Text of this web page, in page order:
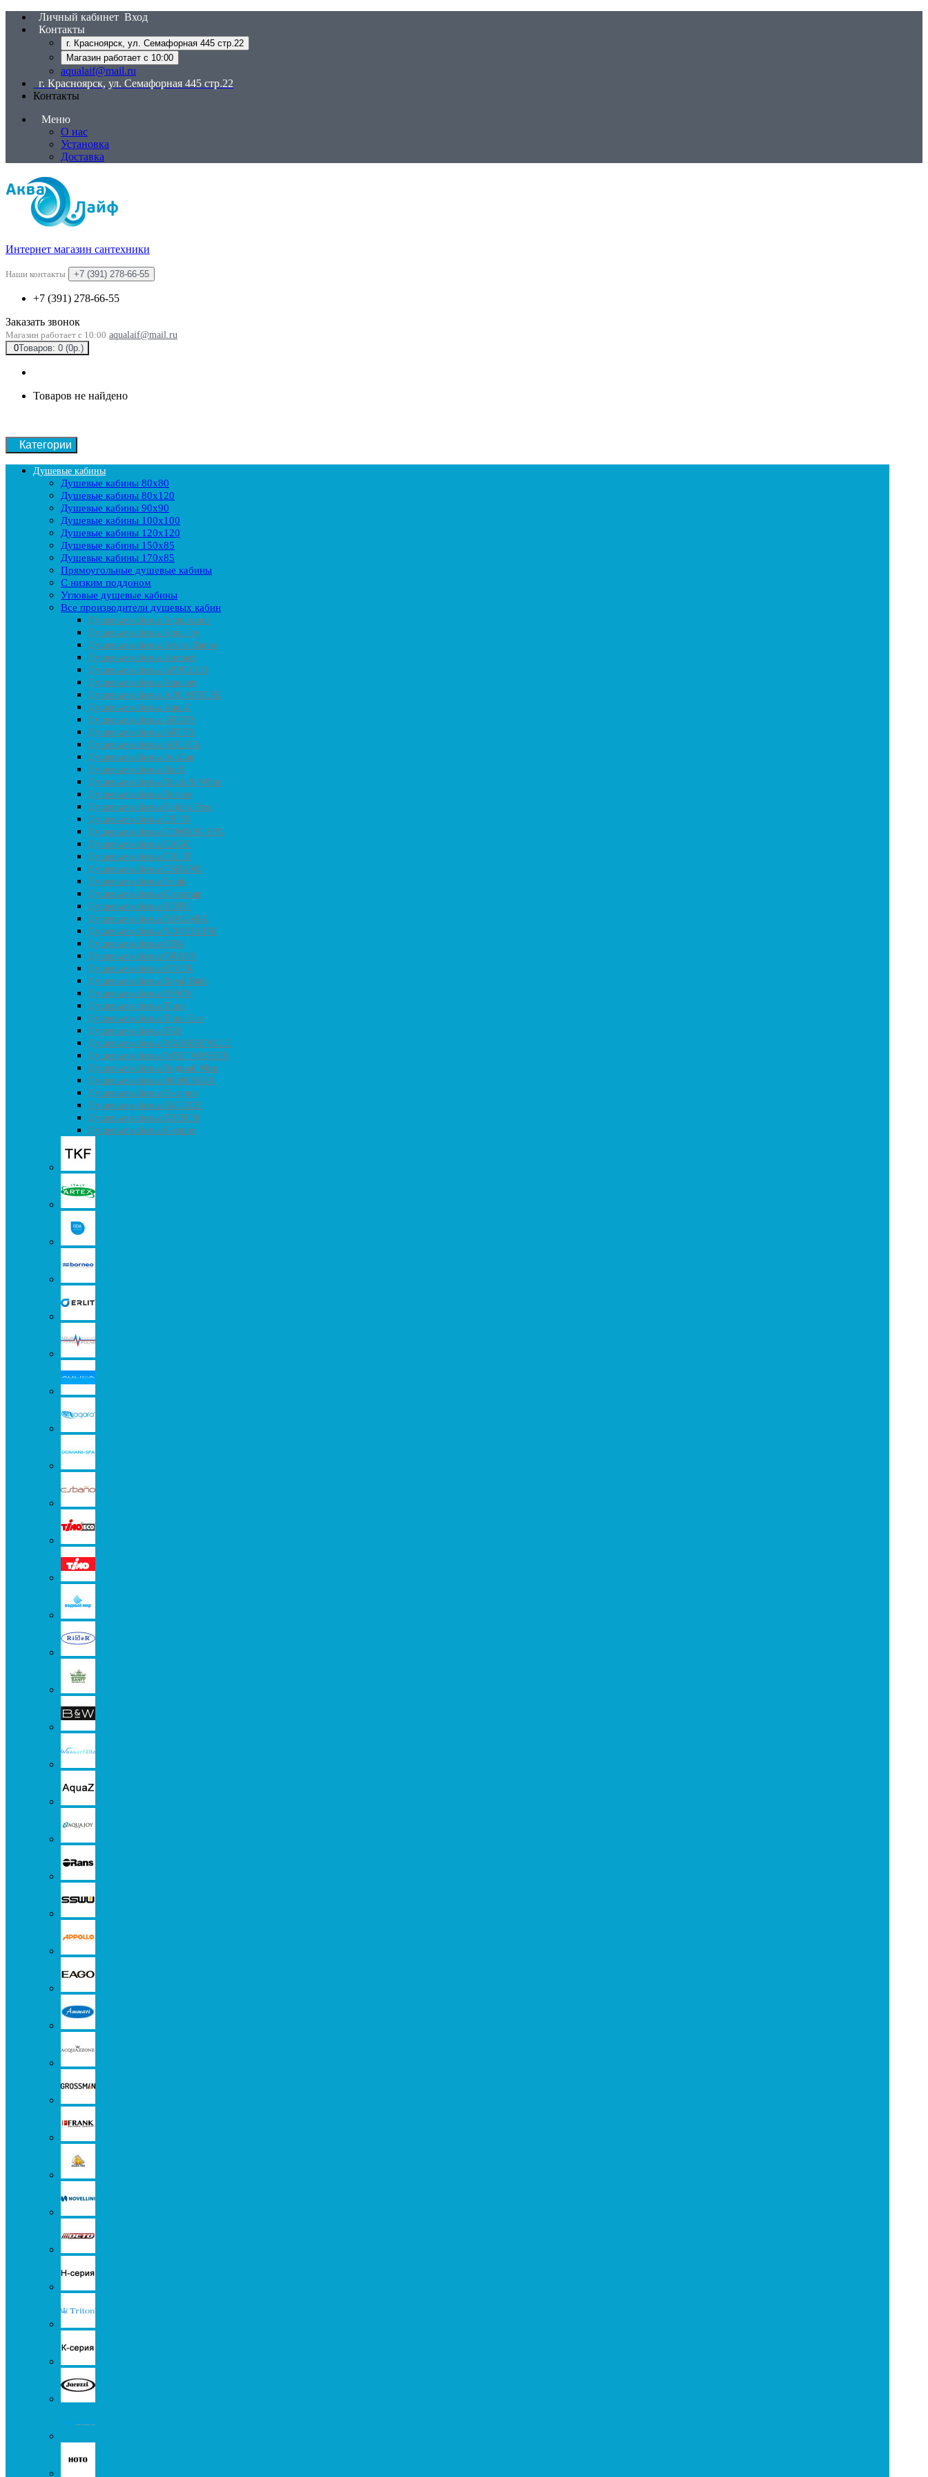
Личный кабинет Вход
Контакты
г. Красноярск, ул. Семафорная 445 стр.22
Магазин работает с 10:00
aqualaif@mail.ru
г. Красноярск, ул. Семафорная 445 стр.22
Контакты
Меню
О нас
Установка
Доставка
Интернет магазин сантехники
Наши контакты +7 (391) 278-66-55
+7 (391) 278-66-55
Заказать звонок
Магазин работает с 10:00 aqualaif@mail.ru
0Товаров: 0 (0р.)
Товаров не найдено
Категории
Душевые кабины
Душевые кабины 80x80
Душевые кабины 80x120
Душевые кабины 90х90
Душевые кабины 100x100
Душевые кабины 120x120
Душевые кабины 150x85
Душевые кабины 170x85
Прямоугольные душевые кабины
С низким поддоном
Угловые душевые кабины
Все производители душевых кабин
Душевые кабины Acguazzone
Душевые кабины Agua Joy
Душевые кабины Alvaro Banos
Душевые кабины Ammari
Душевые кабины APPOLLO
Душевые кабины Aquanet
Душевые кабины AQUAPULSE
Душевые кабины AquaZ
Душевые кабины ARCUS
Душевые кабины ARTEX
Душевые кабины AULICA
Душевые кабины AvaCan
Душевые кабины Banff
Душевые кабины Black & White
Душевые кабины Borneo
Душевые кабины Colden Frog
Душевые кабины DETO
Душевые кабины DOMANI-SPA
Душевые кабины EAGO
Душевые кабины ERLIT
Душевые кабины ESBANO
Душевые кабины Frank
Душевые кабины Grossman
Душевые кабины HOTO
Душевые кабины NIAGARA
Душевые кабины NOVELLINI
Душевые кабины ODA
Душевые кабины ORANS
Душевые кабины RIVER
Душевые кабины Royal Bath
Душевые кабины SSWW
Душевые кабины Timo
Душевые кабины Timo Eco
Душевые кабины TKF
Душевые кабины WASSERFALLE
Душевые кабины WELTWASSER
Душевые кабины Водный Мир
Душевые кабины МОНОМАХ
Душевые кабины H-серия
Душевые кабины JACUZZI
Душевые кабины TRITON
Душевые кабины К-серия